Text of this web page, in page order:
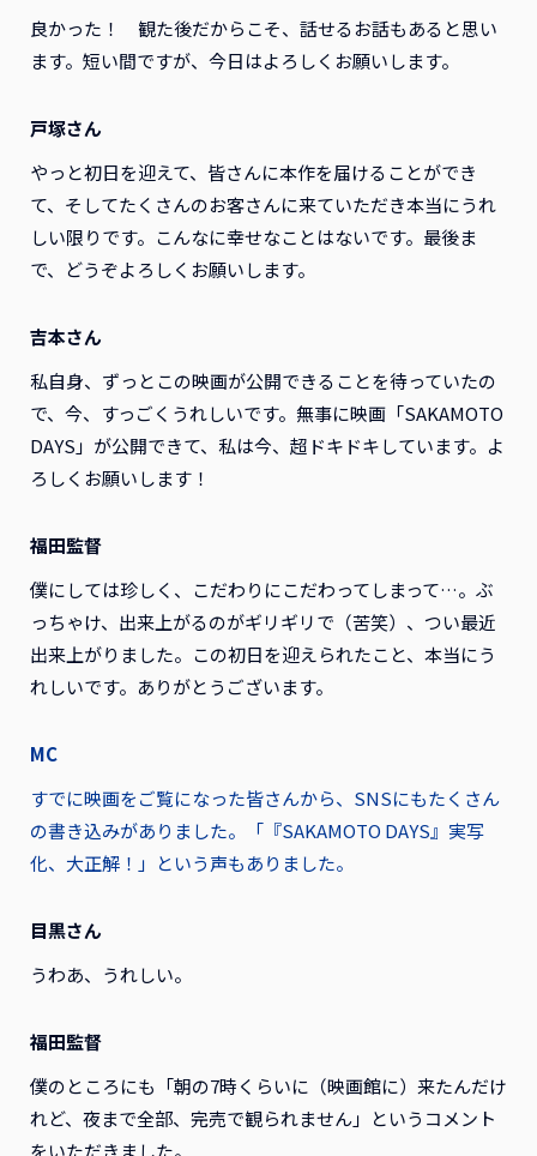
良かった！ 観た後だからこそ、話せるお話もあると思い
ます。短い間ですが、今日はよろしくお願いします。
戸塚さん
やっと初日を迎えて、皆さんに本作を届けることができ
て、そしてたくさんのお客さんに来ていただき本当にうれ
しい限りです。こんなに幸せなことはないです。最後ま
で、どうぞよろしくお願いします。
吉本さん
私自身、ずっとこの映画が公開できることを待っていたの
で、今、すっごくうれしいです。無事に映画「SAKAMOTO
DAYS」が公開できて、私は今、超ドキドキしています。よ
ろしくお願いします！
福田監督
僕にしては珍しく、こだわりにこだわってしまって…。ぶ
っちゃけ、出来上がるのがギリギリで（苦笑）、つい最近
出来上がりました。この初日を迎えられたこと、本当にう
れしいです。ありがとうございます。
MC
すでに映画をご覧になった皆さんから、SNSにもたくさん
の書き込みがありました。「『SAKAMOTO DAYS』実写
化、大正解！」という声もありました。
目黒さん
うわあ、うれしい。
福田監督
僕のところにも「朝の7時くらいに（映画館に）来たんだけ
れど、夜まで全部、完売で観られません」というコメント
をいただきました。